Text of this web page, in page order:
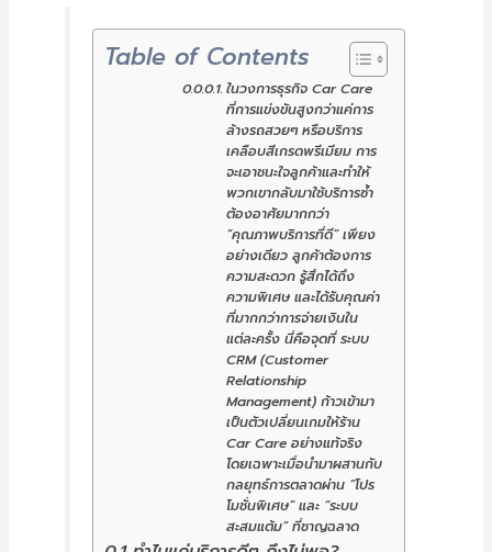
Table of Contents
ในวงการธุรกิจ Car Care
ที่การแข่งขันสูงกว่าแค่การ
ล้างรถสวยๆ หรือบริการ
เคลือบสีเกรดพรีเมียม การ
จะเอาชนะใจลูกค้าและทำให้
พวกเขากลับมาใช้บริการซ้ำ
ต้องอาศัยมากกว่า
“คุณภาพบริการที่ดี” เพียง
อย่างเดียว ลูกค้าต้องการ
ความสะดวก รู้สึกได้ถึง
ความพิเศษ และได้รับคุณค่า
ที่มากกว่าการจ่ายเงินใน
แต่ละครั้ง นี่คือจุดที่ ระบบ
CRM (Customer
Relationship
Management) ก้าวเข้ามา
เป็นตัวเปลี่ยนเกมให้ร้าน
Car Care อย่างแท้จริง
โดยเฉพาะเมื่อนำมาผสานกับ
กลยุทธ์การตลาดผ่าน “โปร
โมชั่นพิเศษ” และ “ระบบ
สะสมแต้ม” ที่ชาญฉลาด